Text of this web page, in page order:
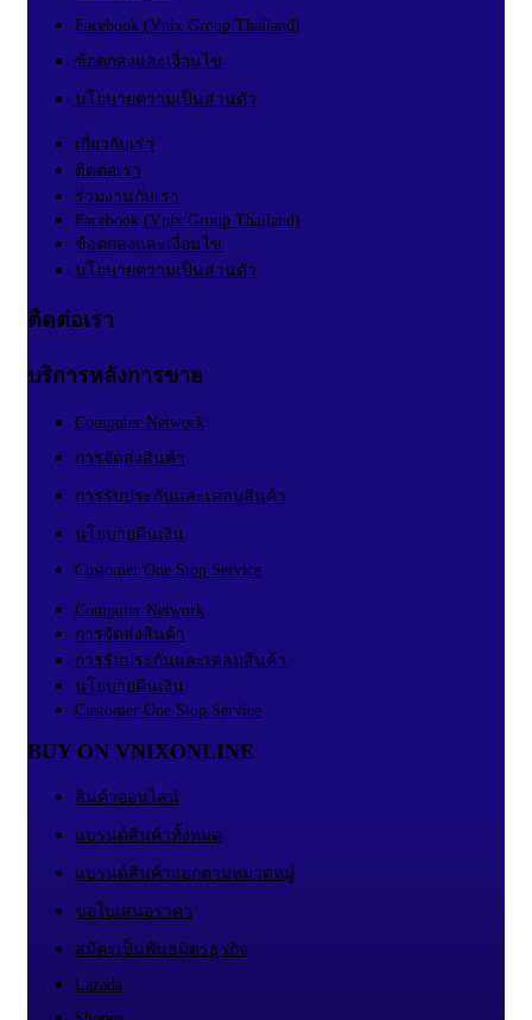
Facebook (Vnix Group Thailand)
ข้อตกลงและเงื่อนไข
นโยบายความเป็นส่วนตัว
เกี่ยวกับเรา
ติดต่อเรา
ร่วมงานกับเรา
Facebook (Vnix Group Thailand)
ข้อตกลงและเงื่อนไข
นโยบายความเป็นส่วนตัว
ติดต่อเรา
บริการหลังการขาย
Computer Network
การจัดส่งสินค้า
การรับประกันและเคลมสินค้า
นโยบายคืนเงิน
Customer One Stop Service
Computer Network
การจัดส่งสินค้า
การรับประกันและเคลมสินค้า
นโยบายคืนเงิน
Customer One Stop Service
BUY ON VNIXONLINE
สินค้าออนไลน์
แบรนด์สินค้าทั้งหมด
แบรนด์สินค้าแยกตามหมวดหมู่
ขอใบเสนอราคา
สมัครเป็นพันธมิตรธุรกิจ
Lazada